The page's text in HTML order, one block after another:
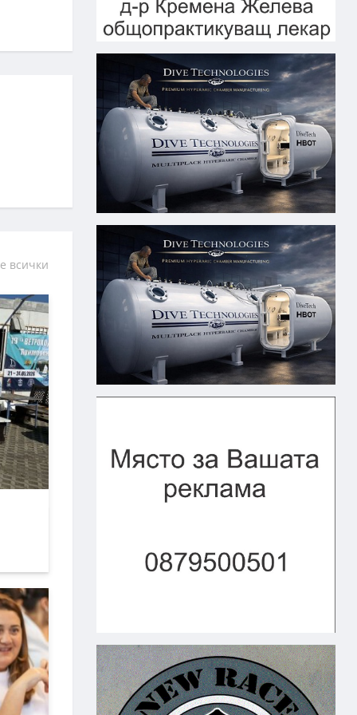
всички